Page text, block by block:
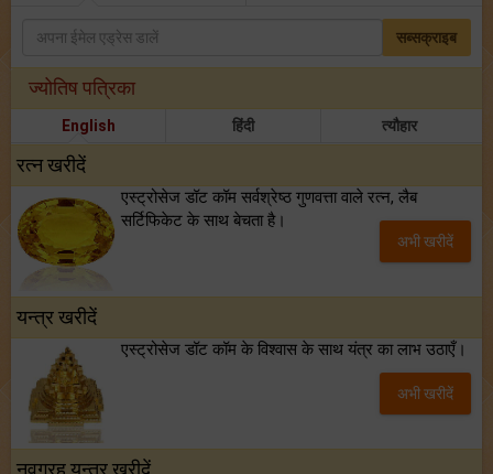
सब्सक्राइब
ज्योतिष पत्रिका
English हिंदी त्यौहार
रत्न खरीदें
एस्ट्रोसेज डॉट कॉम सर्वश्रेष्ठ गुणवत्ता वाले रत्न, लैब
सर्टिफिकेट के साथ बेचता है।
अभी खरीदें
यन्त्र खरीदें
एस्ट्रोसेज डॉट कॉम के विश्वास के साथ यंत्र का लाभ उठाएँ।
अभी खरीदें
नवग्रह यन्त्र खरीदें